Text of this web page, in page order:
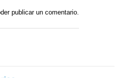
publicar un comentario.